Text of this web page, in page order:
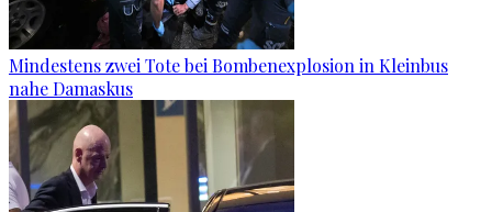
Mindestens zwei Tote bei Bombenexplosion in Kleinbus
nahe Damaskus